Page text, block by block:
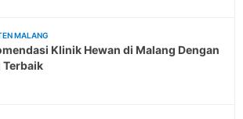
MALANG
Klinik Hewan di Malang Dengan
Terbaik